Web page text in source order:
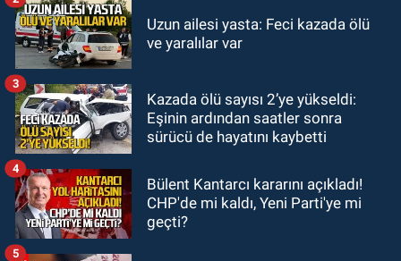
GÜNDEM
09:43 Arkadaşlıklar & Dostluklar
00:40Merve Kır Müftüoğlu
Anadolu’yu karış karış geziyor, yeni
Uzun ailesi yasta: Feci kazada ölü
ve yaralılar var
Kazada ölü sayısı 2’ye yükseldi:
Eşinin ardından saatler sonra
sürücü de hayatını kaybetti
3
Bülent Kantarcı kararını açıkladı!
CHP'de mi kaldı, Yeni Parti'ye mi
geçti?
4
5